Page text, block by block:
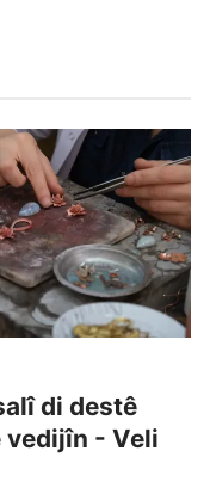
di destê
vedijîn - Veli